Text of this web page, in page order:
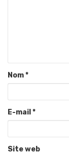
Nom*
E-mail *
Site web